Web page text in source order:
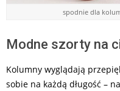
spodnie dla
Modne szorty na
Kolumny wyglądają
sobie na każdą długość –